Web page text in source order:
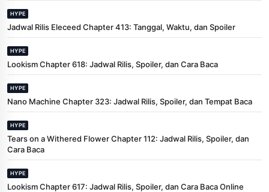
HYPE
Jadwal Rilis Eleceed Chapter 413: Tanggal, Waktu, dan Spoiler
HYPE
Lookism Chapter 618: Jadwal Rilis, Spoiler, dan Cara Baca
HYPE
Nano Machine Chapter 323: Jadwal Rilis, Spoiler, dan Tempat Baca
HYPE
Tears on a Withered Flower Chapter 112: Jadwal Rilis, Spoiler, dan
Cara Baca
HYPE
Lookism Chapter 617: Jadwal Rilis, Spoiler, dan Cara Baca Online